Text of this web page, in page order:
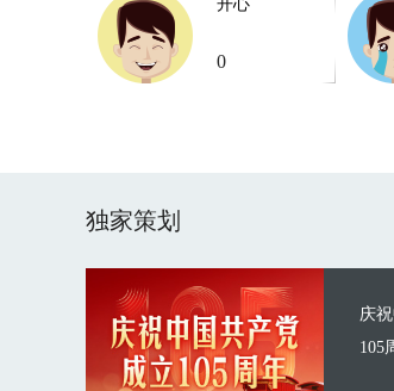
开心
0
独家策划
庆
105